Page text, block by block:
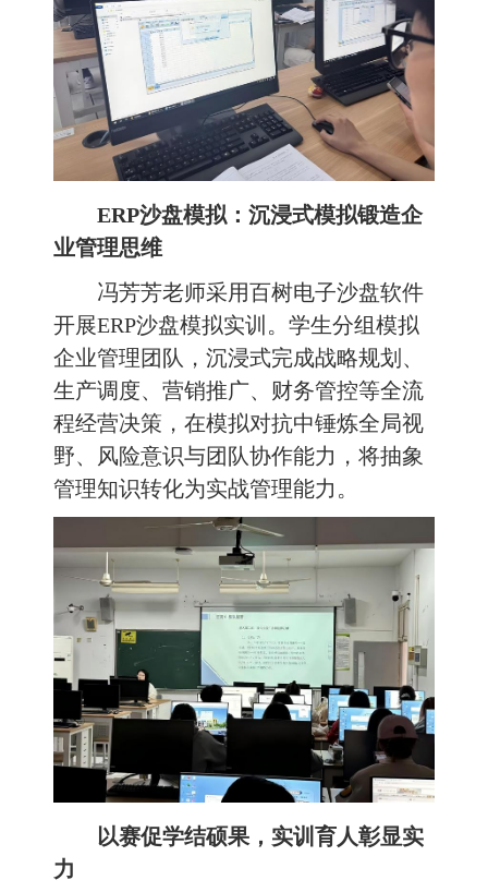
ERP沙盘模拟：沉浸式模拟锻造企
业管理思维
冯芳芳老师采用百树电子沙盘软件
开展ERP沙盘模拟实训。学生分组模拟
企业管理团队，沉浸式完成战略规划、
生产调度、营销推广、财务管控等全流
程经营决策，在模拟对抗中锤炼全局视
野、风险意识与团队协作能力，将抽象
管理知识转化为实战管理能力。
以赛促学结硕果，实训育人彰显实
力